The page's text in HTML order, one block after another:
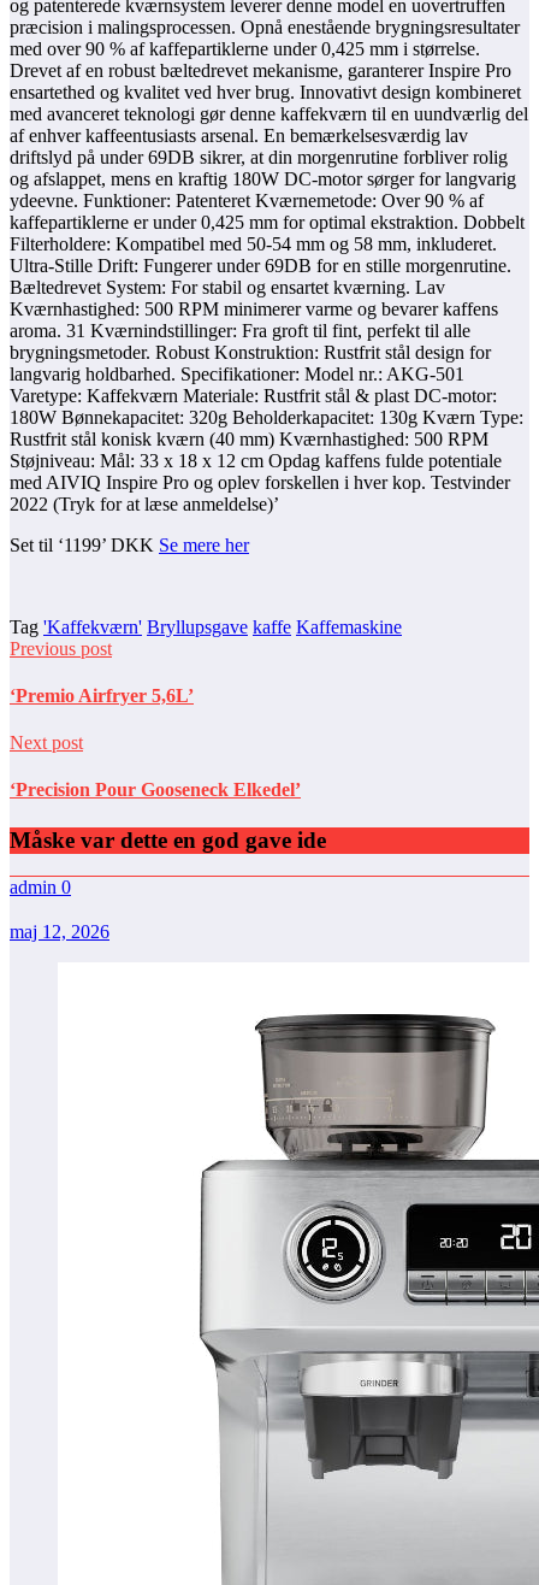
og patenterede kværnsystem leverer denne model en uovertruffen
præcision i malingsprocessen. Opnå enestående brygningsresultater
med over 90 % af kaffepartiklerne under 0,425 mm i størrelse.
Drevet af en robust bæltedrevet mekanisme, garanterer Inspire Pro
ensartethed og kvalitet ved hver brug. Innovativt design kombineret
med avanceret teknologi gør denne kaffekværn til en uundværlig del
af enhver kaffeentusiasts arsenal. En bemærkelsesværdig lav
driftslyd på under 69DB sikrer, at din morgenrutine forbliver rolig
og afslappet, mens en kraftig 180W DC-motor sørger for langvarig
ydeevne. Funktioner: Patenteret Kværnemetode: Over 90 % af
kaffepartiklerne er under 0,425 mm for optimal ekstraktion. Dobbelt
Filterholdere: Kompatibel med 50-54 mm og 58 mm, inkluderet.
Ultra-Stille Drift: Fungerer under 69DB for en stille morgenrutine.
Bæltedrevet System: For stabil og ensartet kværning. Lav
Kværnhastighed: 500 RPM minimerer varme og bevarer kaffens
aroma. 31 Kværnindstillinger: Fra groft til fint, perfekt til alle
brygningsmetoder. Robust Konstruktion: Rustfrit stål design for
langvarig holdbarhed. Specifikationer: Model nr.: AKG-501
Varetype: Kaffekværn Materiale: Rustfrit stål & plast DC-motor:
180W Bønnekapacitet: 320g Beholderkapacitet: 130g Kværn Type:
Rustfrit stål konisk kværn (40 mm) Kværnhastighed: 500 RPM
Støjniveau: Mål: 33 x 18 x 12 cm Opdag kaffens fulde potentiale
med AIVIQ Inspire Pro og oplev forskellen i hver kop. Testvinder
2022 (Tryk for at læse anmeldelse)’
Set til ‘1199’ DKK Se mere her
Tag 'Kaffekværn' Bryllupsgave kaffe Kaffemaskine
Previous post
‘Premio Airfryer 5,6L’
Next post
‘Precision Pour Gooseneck Elkedel’
Måske var dette en god gave ide
admin 0
maj 12, 2026